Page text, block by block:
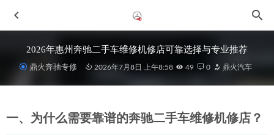
2026年惠州奔驰二手车维修机修店可靠选择与专业推荐
鼎火奔驰专修 2026年7月8日 上午8:58 49 0 鼎火汽车
一、为什么需要靠谱的奔驰二手车维修机修店？